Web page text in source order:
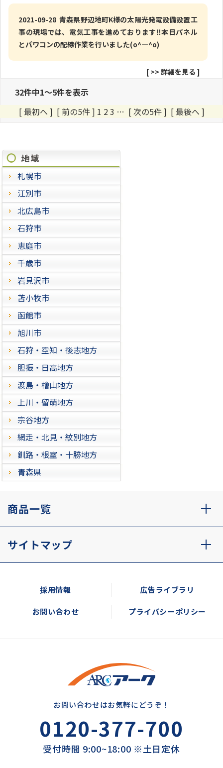
2021-09-28 青森県野辺地町K様の太陽光発電設備設置工
事の現場では、電気工事を進めております‼本日パネル
とパワコンの配線作業を行いました(o^―^o)
[ >> 詳細を見る ]
32件中1～5件を表示
[ 最初へ ] [ 前の5件 ] 1 2 3 … [ 次の5件 ] [ 最後へ ]
札幌市
江別市
北広島市
石狩市
恵庭市
千歳市
岩見沢市
苫小牧市
函館市
旭川市
石狩・空知・後志地方
胆振・日高地方
渡島・檜山地方
上川・留萌地方
宗谷地方
網走・北見・紋別地方
釧路・根室・十勝地方
青森県
商品一覧
サイトマップ
採用情報 広告ライブラリ
お問い合わせ プライバシーポリシー
お問い合わせはお気軽にどうぞ！
0120-377-700
受付時間 9:00~18:00 ※土日定休